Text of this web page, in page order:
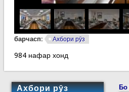
барчасп: Ахбори рӯз
984 нафар хонд
Ахбори рӯз Бо